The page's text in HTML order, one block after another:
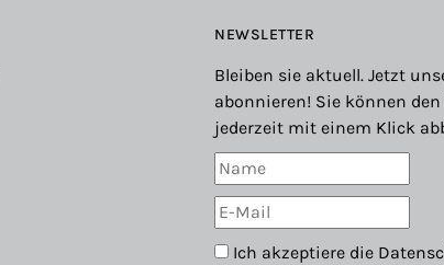
NEWSLETTER
Bleiben sie aktuell. Jetzt
abonnieren! Sie können
jederzeit mit einem Klick
Ich akzeptiere die